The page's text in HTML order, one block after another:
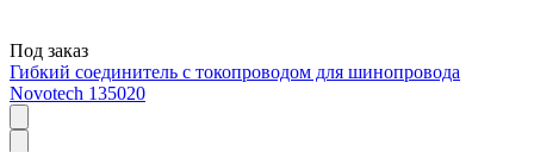
Под заказ
Гибкий соединитель с токопроводом для шинопровода
Novotech 135020